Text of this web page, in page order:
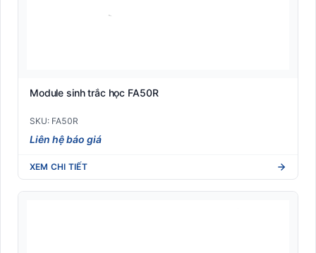
Module sinh trắc học FA50R
SKU: FA50R
Liên hệ báo giá
XEM CHI TIẾT